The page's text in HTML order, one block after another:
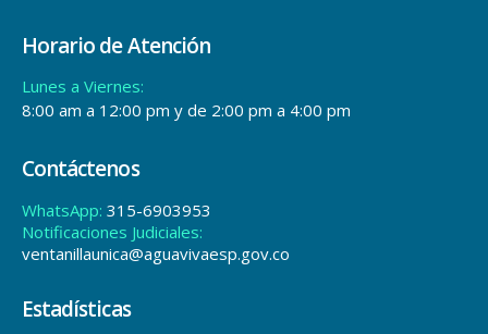
Horario de Atención
Lunes a Viernes:
8:00 am a 12:00 pm y de 2:00 pm a 4:00 pm
Contáctenos
WhatsApp: 315-6903953
Notificaciones Judiciales:
ventanillaunica@aguavivaesp.gov.co
Estadísticas